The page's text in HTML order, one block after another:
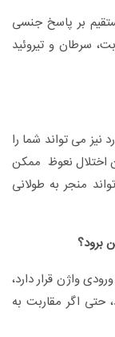
بر پاسخ جنسی
سرطان و تیروئید
می تواند شما را
اختلال نعوظ ممکن
منجر به طولانی
برود؟
واژن قرار دارد،
حتی اگر مقاربت به